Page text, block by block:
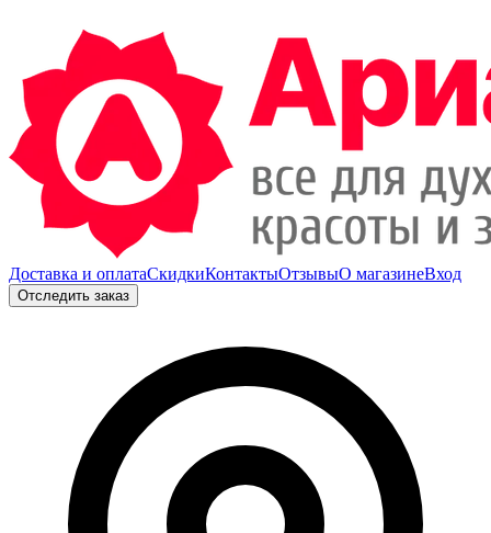
Доставка и оплатаСкидкиКонтактыОтзывыО магазинеВход
Отследить заказ